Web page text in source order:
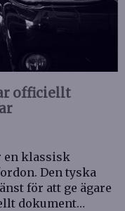
officiellt
en klassisk
Den tyska
för att ge ägare
dokument…